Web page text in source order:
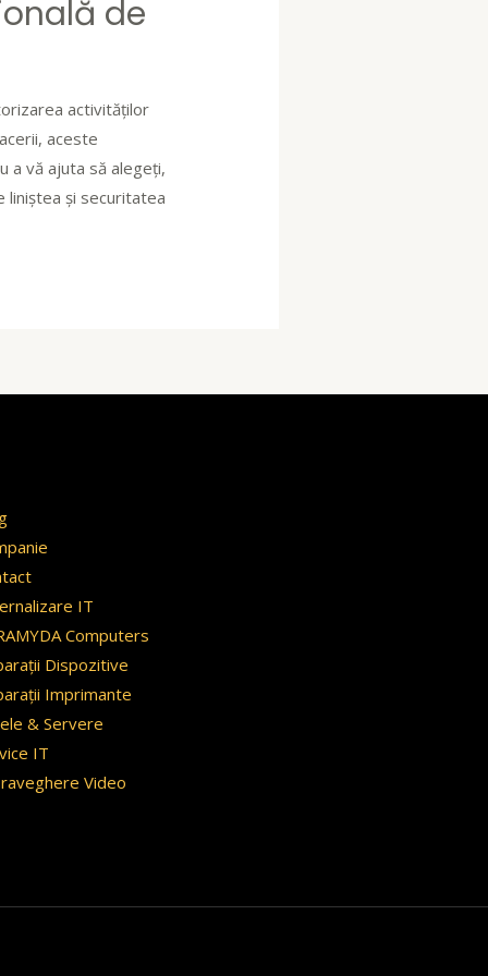
de
activităților
aceste
a vă ajuta să alegeți,
liniștea și securitatea
IT
Computers
Dispozitive
Imprimante
& Servere
IT
Video